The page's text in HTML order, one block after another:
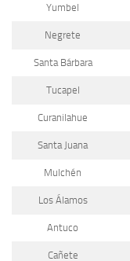
Yumbel
Negrete
Santa Bárbara
Tucapel
Curanilahue
Santa Juana
Mulchén
Los Álamos
Antuco
Cañete